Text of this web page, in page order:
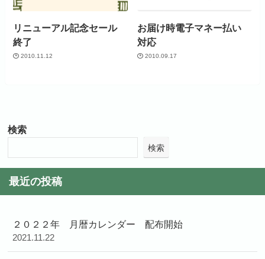
リニューアル記念セール
終了
2010.11.12
お届け時電子マネー払い
対応
2010.09.17
検索
検索
最近の投稿
２０２２年 月暦カレンダー 配布開始
2021.11.22